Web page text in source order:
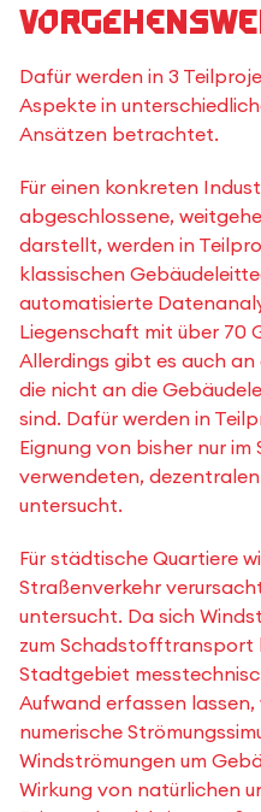
Dafür werden in 3
Aspekte in
Ansätzen betrachtet.
Für einen konkreten
abgeschlossene,
darstellt, werden in
klassischen
automatisierte
Liegenschaft mit über 70
Allerdings gibt es auch
die nicht an die
sind. Dafür werden in
Eignung von bisher nur
verwendeten,
untersucht.
Für städtische Quartiere
Straßenverkehr
untersucht. Da sich
zum Schadstofftransport
Stadtgebiet
Aufwand erfassen lassen,
numerische
Windströmungen um
Wirkung von natürlichen